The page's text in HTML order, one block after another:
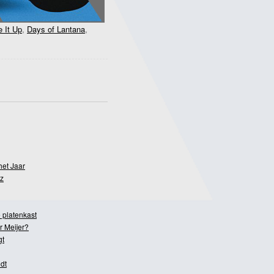
It Up, Days of Lantana,
Jaar
platenkast
Meijer?